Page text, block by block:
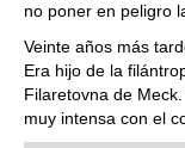
no poner en peligro
Veinte años más
Era hijo de la
Filaretovna de
muy intensa con el